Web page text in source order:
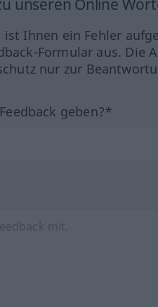
unseren Online
ist Ihnen ein Fehler
Formular aus.
nur zur
geben?*